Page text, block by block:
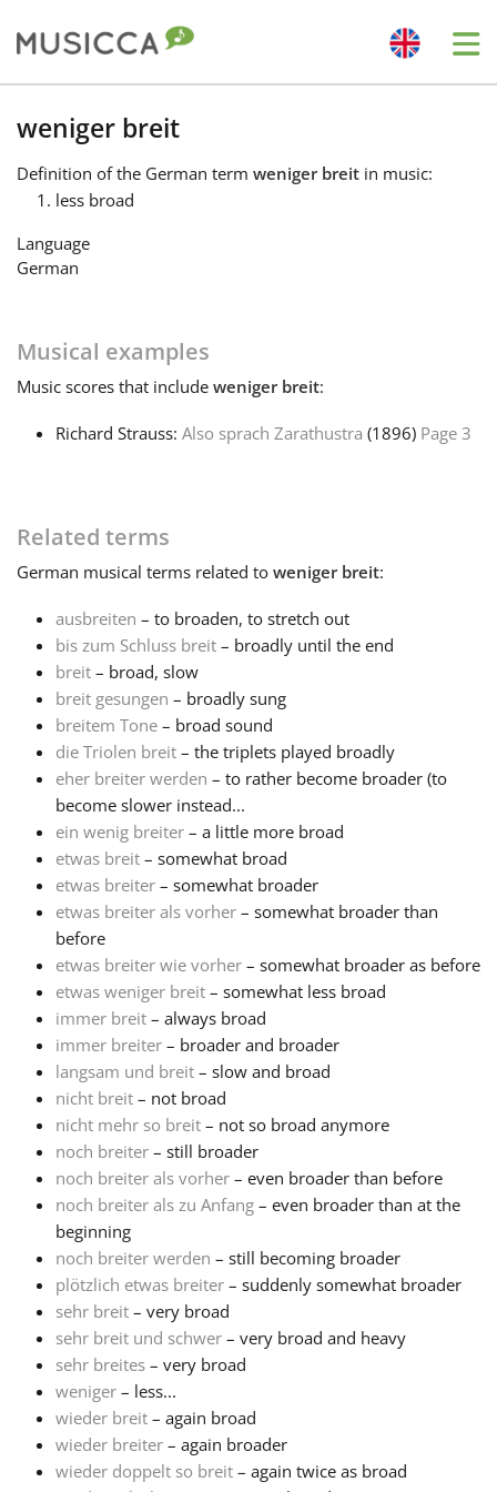
Bahasa Indonesia
Български
Dansk
English
Français
한국어
हिन्दी
Italiano
日本語
Polski
Português
Русский
Svenska
Tiếng Việt
Türkçe
Українська
简体中文
繁體中文
weniger breit
Definition of the German term weniger breit in music:
less broad
Language
German
Musical examples
Music scores that include weniger breit:
Richard Strauss: Also sprach Zarathustra (1896) Page 3
Related terms
German musical terms related to weniger breit:
ausbreiten – to broaden, to stretch out
bis zum Schluss breit – broadly until the end
breit – broad, slow
breit gesungen – broadly sung
breitem Tone – broad sound
die Triolen breit – the triplets played broadly
eher breiter werden – to rather become broader (to
become slower instead...
ein wenig breiter – a little more broad
etwas breit – somewhat broad
etwas breiter – somewhat broader
etwas breiter als vorher – somewhat broader than
before
etwas breiter wie vorher – somewhat broader as before
etwas weniger breit – somewhat less broad
immer breit – always broad
immer breiter – broader and broader
langsam und breit – slow and broad
nicht breit – not broad
nicht mehr so breit – not so broad anymore
noch breiter – still broader
noch breiter als vorher – even broader than before
noch breiter als zu Anfang – even broader than at the
beginning
noch breiter werden – still becoming broader
plötzlich etwas breiter – suddenly somewhat broader
sehr breit – very broad
sehr breit und schwer – very broad and heavy
sehr breites – very broad
weniger – less...
wieder breit – again broad
wieder breiter – again broader
wieder doppelt so breit – again twice as broad